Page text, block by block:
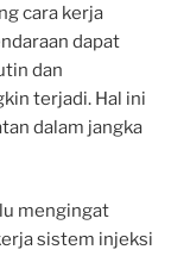
cara kerja
dapat
dan
terjadi. Hal ini
dalam jangka
mengingat
sistem injeksi